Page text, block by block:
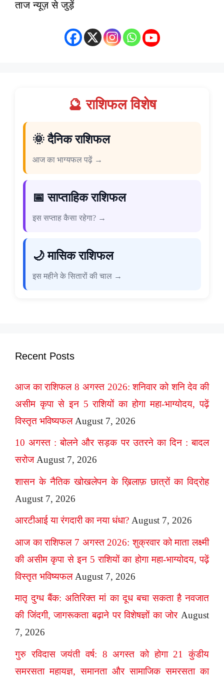
ताज न्यूज़ से जुड़ें
🔮 राशिफल विशेष
🌞 दैनिक राशिफल
आज का भाग्यफल पढ़ें →
📅 साप्ताहिक राशिफल
इस सप्ताह कैसा रहेगा? →
🌙 मासिक राशिफल
इस महीने के सितारों की चाल →
Recent Posts
आज का राशिफल 8 अगस्त 2026: शनिवार को शनि देव की
असीम कृपा से इन 5 राशियों का होगा महा-भाग्योदय, पढ़ें
विस्तृत भविष्यफल August 7, 2026
10 अगस्त : बोलने और सड़क पर उतरने का दिन : बादल
सरोज August 7, 2026
शासन के नैतिक खोखलेपन के ख़िलाफ़ छात्रों का विद्रोह
August 7, 2026
आरटीआई या रंगदारी का नया धंधा? August 7, 2026
आज का राशिफल 7 अगस्त 2026: शुक्रवार को माता लक्ष्मी
की असीम कृपा से इन 5 राशियों का होगा महा-भाग्योदय, पढ़ें
विस्तृत भविष्यफल August 7, 2026
मातृ दुग्ध बैंक: अतिरिक्त मां का दूध बचा सकता है नवजात
की जिंदगी, जागरूकता बढ़ाने पर विशेषज्ञों का जोर August
7, 2026
गुरु रविदास जयंती वर्ष: 8 अगस्त को होगा 21 कुंडीय
समरसता महायज्ञ, समानता और सामाजिक समरसता का